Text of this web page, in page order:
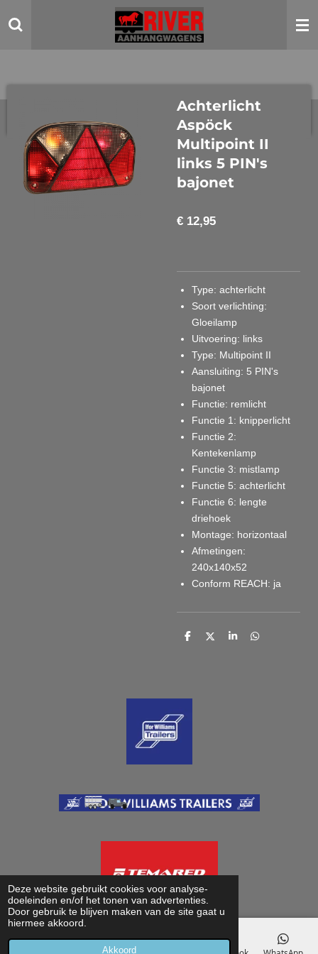
Deze website gebruikt cookies voor analyse-
doeleinden en/of het tonen van advertenties.
Door gebruik te blijven maken van de site gaat u
hiermee akkoord.
Akkoord
direct
Achterlicht
Aspöck
Multipoint II
links 5 PIN's
bajonet
€ 12,95
Type: achterlicht
Soort verlichting:
Gloeilamp
Uitvoering: links
Type: Multipoint II
Aansluiting: 5 PIN's
bajonet
Functie: remlicht
Functie 1 : knipperlicht
Functie 2:
Kentekenlamp
Functie 3: mistlamp
Functie 5: achterlicht
Functie 6: lengte
driehoek
Montage: horizontaal
Afmetingen:
240x140x52
Conform REACH: ja
D
D
S
D